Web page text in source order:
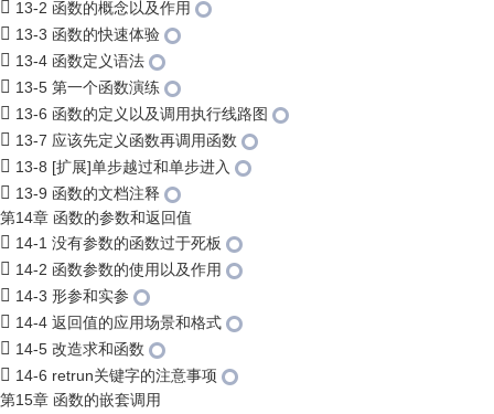
13-2 函数的概念以及作用
13-3 函数的快速体验
13-4 函数定义语法
13-5 第一个函数演练
13-6 函数的定义以及调用执行线路图
13-7 应该先定义函数再调用函数
13-8 [扩展]单步越过和单步进入
13-9 函数的文档注释
第14章 函数的参数和返回值
14-1 没有参数的函数过于死板
14-2 函数参数的使用以及作用
14-3 形参和实参
14-4 返回值的应用场景和格式
14-5 改造求和函数
14-6 retrun关键字的注意事项
第15章 函数的嵌套调用